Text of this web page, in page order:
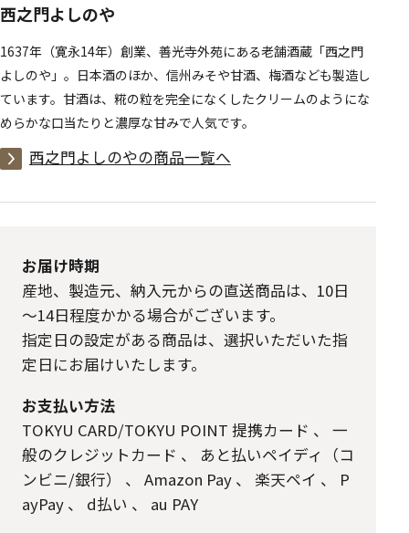
西之門よしのや
1637年（寛永14年）創業、善光寺外苑にある老舗酒蔵「西之門
よしのや」。日本酒のほか、信州みそや甘酒、梅酒なども製造し
ています。甘酒は、糀の粒を完全になくしたクリームのようにな
めらかな口当たりと濃厚な甘みで人気です。
西之門よしのやの商品一覧へ
お届け時期
産地、製造元、納入元からの直送商品は、10日
～14日程度かかる場合がございます。
指定日の設定がある商品は、選択いただいた指
定日にお届けいたします。
お支払い方法
TOKYU CARD/TOKYU POINT 提携カード 、 一
般のクレジットカード 、 あと払いペイディ（コ
ンビニ/銀行）
、 Amazon Pay、 楽天ペイ 、 P
ayPay、 d払い 、 au PAY